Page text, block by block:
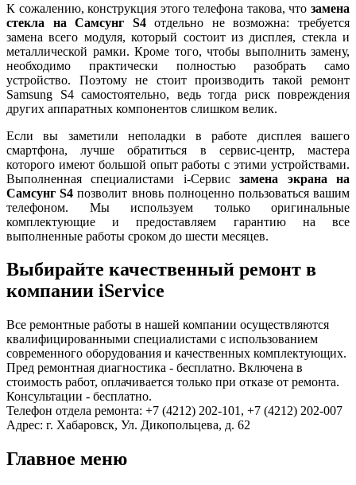
К сожалению, конструкция этого телефона такова, что замена
стекла на Самсунг S4отдельно не возможна: требуется
замена всего модуля, который состоит из дисплея, стекла и
металлической рамки. Кроме того, чтобы выполнить замену,
необходимо практически полностью разобрать само
устройство. Поэтому не стоит производить такой ремонт
Samsung S4 самостоятельно, ведь тогда риск повреждения
других аппаратных компонентов слишком велик.
Если вы заметили неполадки в работе дисплея вашего
смартфона, лучше обратиться в сервис-центр, мастера
которого имеют большой опыт работы с этими устройствами.
Выполненная специалистами i-Сервисзамена экрана на
Самсунг S4 позволит вновь полноценно пользоваться вашим
телефоном. Мы используем только оригинальные
комплектующие и предоставляем гарантию на все
выполненные работы сроком до шести месяцев.
Выбирайте качественный ремонт в
компании iService
Все ремонтные работы в нашей компании осуществляются
квалифицированными специалистами с использованием
современного оборудования и качественных комплектующих.
Пред ремонтная диагностика - бесплатно. Включена в
стоимость работ, оплачивается только при отказе от ремонта.
Консультации - бесплатно.
Телефон отдела ремонта: +7 (4212) 202-101, +7 (4212) 202-007
Адрес: г. Хабаровск, Ул. Дикопольцева, д. 62
Главное меню